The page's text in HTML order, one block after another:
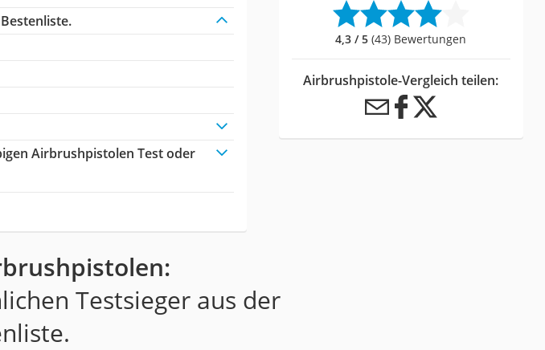
Airbrushpistolen Test oder
4,3 / 5 (43) Bewertungen
Airbrushpistole-Vergleich teilen:
Testsieger aus der